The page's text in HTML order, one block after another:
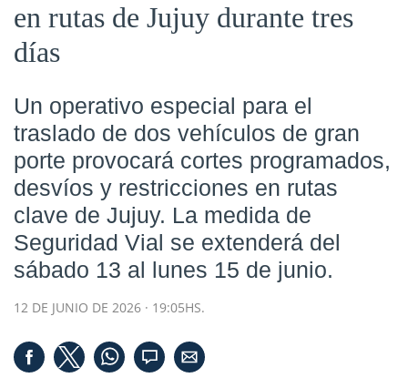
en rutas de Jujuy durante tres
días
Un operativo especial para el
traslado de dos vehículos de gran
porte provocará cortes programados,
desvíos y restricciones en rutas
clave de Jujuy. La medida de
Seguridad Vial se extenderá del
sábado 13 al lunes 15 de junio.
12 DE JUNIO DE 2026 · 19:05HS.